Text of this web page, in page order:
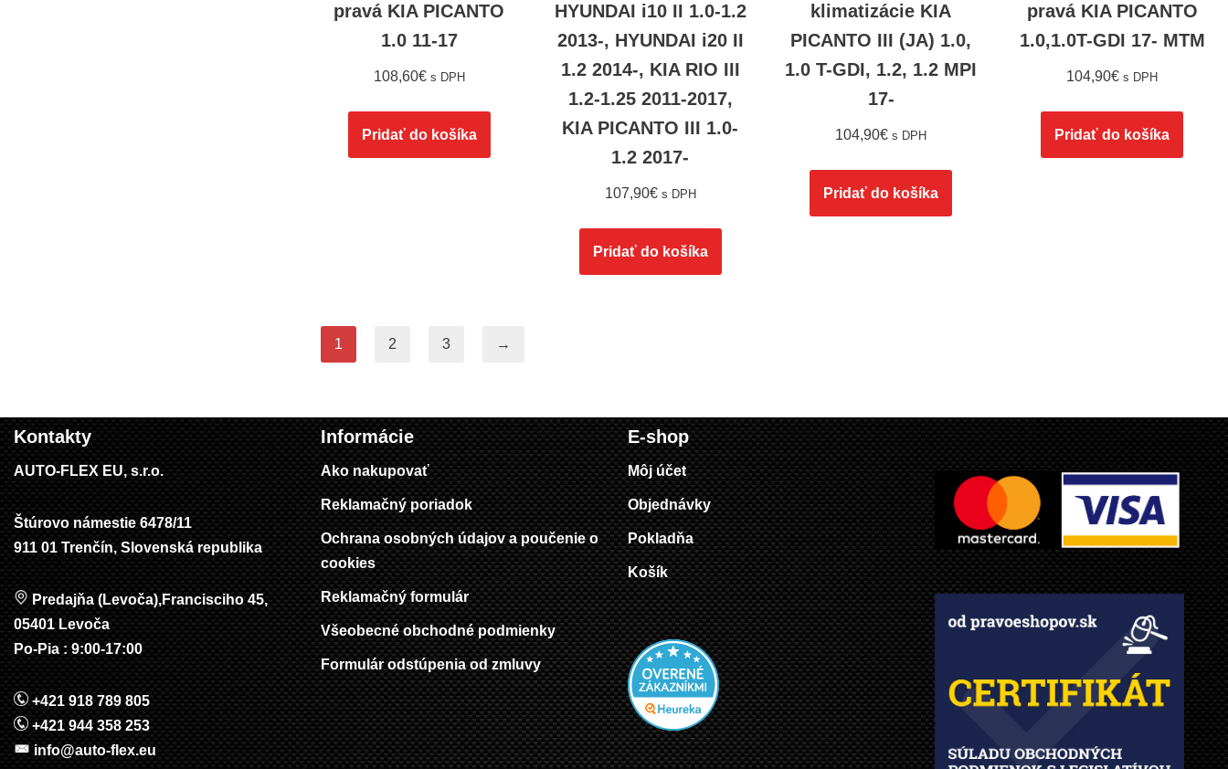
pravá KIA PICANTO
1.0 11-17
108,60€ s DPH
Pridať do košíka
HYUNDAI i10 II 1.0-1.2
2013-, HYUNDAI i20 II
1.2 2014-, KIA RIO III
1.2-1.25 2011-2017,
KIA PICANTO III 1.0-
1.2 2017-
107,90€ s DPH
Pridať do košíka
klimatizácie KIA
PICANTO III (JA) 1.0,
1.0 T-GDI, 1.2, 1.2 MPI
17-
104,90€ s DPH
Pridať do košíka
pravá KIA PICANTO
1.0,1.0T-GDI 17- MTM
104,90€ s DPH
Pridať do košíka
1 2 3 →
Kontakty
AUTO-FLEX EU, s.r.o.
Štúrovo námestie 6478/11
911 01 Trenčín, Slovenská republika
Predajňa (Levoča),Francisciho 45,
05401 Levoča
Po-Pia : 9:00-17:00
+421 918 789 805
+421 944 358 253
info@auto-flex.eu
Informácie
Ako nakupovať
Reklamačný poriadok
Ochrana osobných údajov a poučenie o
cookies
Reklamačný formulár
Všeobecné obchodné podmienky
Formulár odstúpenia od zmluvy
E-shop
Môj účet
Objednávky
Pokladňa
Košík